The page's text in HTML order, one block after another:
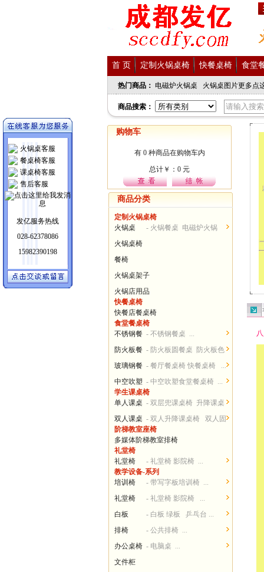
首 页 定制火锅桌椅 快餐桌椅 食堂
热门商品： 电磁炉火锅桌 火锅桌图片更多点
商品搜索：
购物车
商品分类
定制火锅桌椅
- 火锅餐桌 电磁炉火锅
火锅桌
火锅桌椅
餐椅
火锅桌架子
火锅店用品
快餐桌椅
快餐店餐桌椅
食堂餐桌椅
- 不锈钢餐桌 ...
不锈钢餐
桌椅
- 防火板圆餐桌 防火板色
卡...
防火板餐
桌椅
- 餐厅餐桌椅 快餐桌椅 ...
玻璃钢餐
桌椅
- 中空吹塑食堂餐桌椅 ...
中空吹塑
餐桌椅
学生课桌椅
- 双层兜课桌椅 升降课桌
椅...
单人课桌
椅
- 双人升降课桌椅 双人固
定课桌椅 ...
双人课桌
椅
阶梯教室座椅
多媒体阶梯教室排椅
礼堂椅
- 礼堂椅 影院椅 ...
礼堂椅
教学设备-系列
- 带写字板培训椅 ...
培训椅
- 礼堂椅 影院椅 ...
礼堂椅
- 白板 绿板 乒乓台 ...
白板
- 公共排椅 ...
排椅
- 电脑桌 ...
办公桌椅
文件柜
火锅桌客服
餐桌椅客服
课桌椅客服
售后客服
发亿服务热线
028-62378086
15982390198